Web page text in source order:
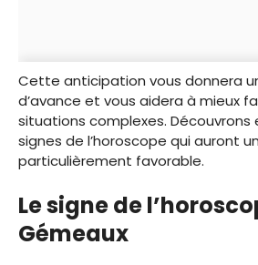
Cette anticipation vous donnera
d’avance et vous aidera à mieux
situations complexes. Découvrons
signes de l’horoscope qui auront
particulièrement favorable.
Le signe de
Gémeaux